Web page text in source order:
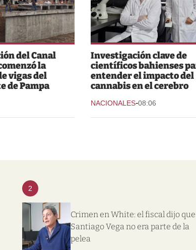
del Canal
la
vigas del
de Pampa
Investigación clave de
científicos bahienses
entender el impacto del
cannabis en el cerebro
NACIONALES-08:06
2
Crimen en White: el fiscal dijo que
Santiago Vega no era parte de la
pelea